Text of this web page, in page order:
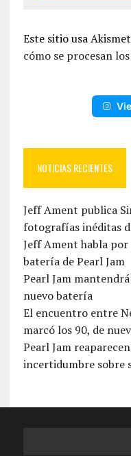
Este sitio usa
cómo se procesan
NOTICIAS RECIENTES
Jeff Ament publica
fotografías inéditas
Jeff Ament habla
batería de Pearl Jam
Pearl Jam
nuevo batería
El encuentro entre
marcó los 90, de
Pearl Jam
incertidumbre sobre